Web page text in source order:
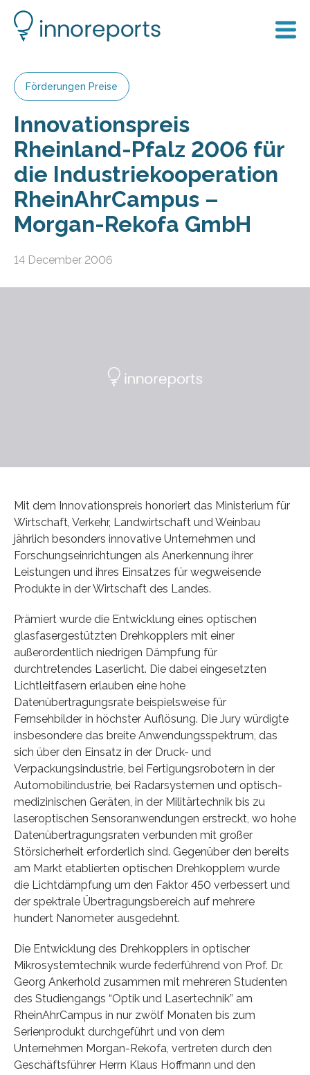
Förderungen Preise
Innovationspreis
Rheinland-Pfalz 2006 für
die Industriekooperation
RheinAhrCampus –
Morgan-Rekofa GmbH
14 December 2006
Mit dem Innovationspreis honoriert das Ministerium für
Wirtschaft, Verkehr, Landwirtschaft und Weinbau
jährlich besonders innovative Unternehmen und
Forschungseinrichtungen als Anerkennung ihrer
Leistungen und ihres Einsatzes für wegweisende
Produkte in der Wirtschaft des Landes.
Prämiert wurde die Entwicklung eines optischen
glasfasergestützten Drehkopplers mit einer
außerordentlich niedrigen Dämpfung für
durchtretendes Laserlicht. Die dabei eingesetzten
Lichtleitfasern erlauben eine hohe
Datenübertragungsrate beispielsweise für
Fernsehbilder in höchster Auflösung. Die Jury würdigte
insbesondere das breite Anwendungsspektrum, das
sich über den Einsatz in der Druck- und
Verpackungsindustrie, bei Fertigungsrobotern in der
Automobilindustrie, bei Radarsystemen und optisch-
medizinischen Geräten, in der Militärtechnik bis zu
laseroptischen Sensoranwendungen erstreckt, wo hohe
Datenübertragungsraten verbunden mit großer
Störsicherheit erforderlich sind. Gegenüber den bereits
am Markt etablierten optischen Drehkopplern wurde
die Lichtdämpfung um den Faktor 450 verbessert und
der spektrale Übertragungsbereich auf mehrere
hundert Nanometer ausgedehnt.
Die Entwicklung des Drehkopplers in optischer
Mikrosystemtechnik wurde federführend von Prof. Dr.
Georg Ankerhold zusammen mit mehreren Studenten
des Studiengangs “Optik und Lasertechnik” am
RheinAhrCampus in nur zwölf Monaten bis zum
Serienprodukt durchgeführt und von dem
Unternehmen Morgan-Rekofa, vertreten durch den
Geschäftsführer Herrn Klaus Hoffmann und den